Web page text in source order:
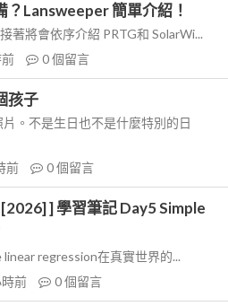
Lansweeper 簡單介紹！
著將會依序介紹 PRTG和 SolarWi...
0個留言
孩子
。不是生日也不是什麼特別的日
前 0個留言
] 學習筆記 Day5 Simple
regression在真實世界的...
前 0個留言